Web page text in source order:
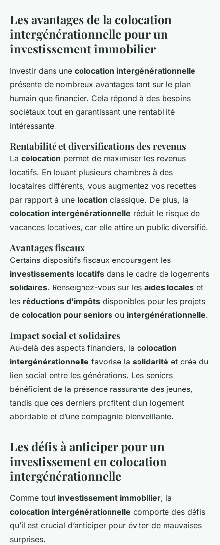
Les avantages de la colocation
intergénérationnelle pour un
investissement immobilier
Investir dans une colocation intergénérationnelle
présente de nombreux avantages tant sur le plan
humain que financier. Cela répond à des besoins
sociétaux tout en garantissant une rentabilité
intéressante.
Rentabilité et diversifications des revenus
La colocation permet de maximiser les revenus
locatifs. En louant plusieurs chambres à des
locataires différents, vous augmentez vos recettes
par rapport à une location classique. De plus, la
colocation intergénérationnelle réduit le risque de
vacances locatives, car elle attire un public diversifié.
Avantages fiscaux
Certains dispositifs fiscaux encouragent les
investissements locatifs dans le cadre de logements
solidaires. Renseignez-vous sur les aides locales et
les réductions d'impôts disponibles pour les projets
de colocation pour seniors ou intergénérationnelle.
Impact social et solidaires
Au-delà des aspects financiers, la colocation
intergénérationnelle favorise la solidarité et crée du
lien social entre les générations. Les seniors
bénéficient de la présence rassurante des jeunes,
tandis que ces derniers profitent d’un logement
abordable et d’une compagnie bienveillante.
Les défis à anticiper pour un
investissement en colocation
intergénérationnelle
Comme tout investissement immobilier, la
colocation intergénérationnelle comporte des défis
qu’il est crucial d’anticiper pour éviter de mauvaises
surprises.